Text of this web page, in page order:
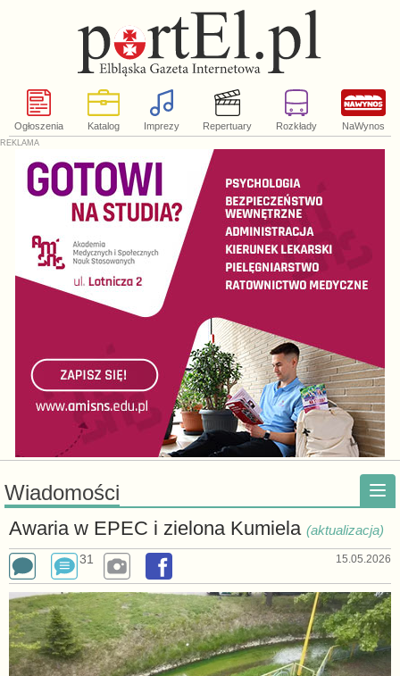
Ogłoszenia Katalog Imprezy Repertuary Rozkłady NaWynos
Wiadomości
Awaria w EPEC i zielona Kumiela (aktualizacja)
31 15.05.2026